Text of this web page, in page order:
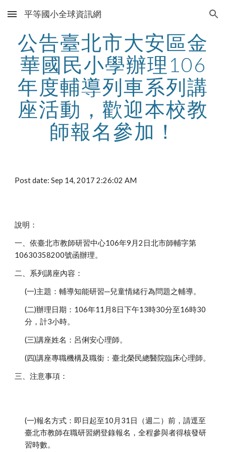
Skip to main content Skip to navigation
平等國小全球資訊網
公告臺北市大安區金
華國民小學辦理106
年度輔導列車系列講
座活動，歡迎本校教
師報名參加！
Post date: Sep 14, 2017 2:26:02 AM
說明：
一、依臺北市教師研習中心106年9月2日北市師輔字第
10630358200號函辦理。
二、系列講座內容：
(一)主題：輔導知能研習─兒童情緒行為問題之輔導。
(二)辦理日期：106年11月8日下午13時30分至16時30
分，計3小時。
(三)講座姓名：呂俐安心理師。
(四)講座專職機構及職銜：臺北榮民總醫院臨床心理師。
三、注意事項：
(一)報名方式：即日起至10月31日（週二）前，請逕至
臺北市教師在職研習網登錄報名，全程參與者得核發研
習時數。